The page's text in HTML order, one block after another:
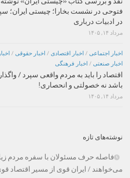
فتوحی در نشست بخارا؛ چیستی ایران؛
در ادبیات درباری
مرداد ۱۴, ۱۴۰۵
اخبار اجتماعی / اخبار اقتصادی / اخبار حقوقی /
اخبار صنعتی / اخبار فرهنگی
اقتصاد را باید به مردم واقعی سپرد /
باشد نه خصولتی و انحصاری!
مرداد ۱۴, ۱۴۰۵
نوشته‌های تازه
فاصله حرف مسئولان با سفره مردم
می‌خواهند / ایران قوی از مسیر اقتصاد